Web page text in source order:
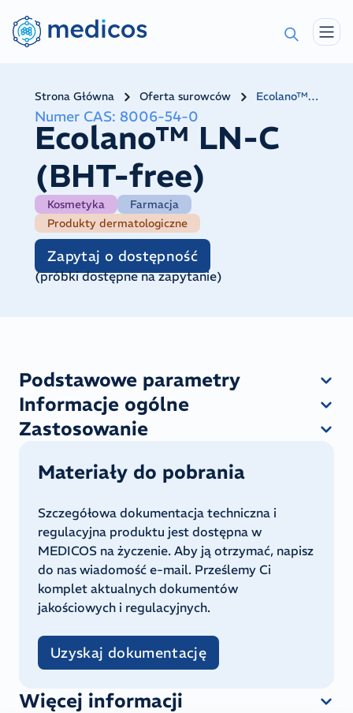
Strona Główna Oferta surowców Ecolano™ LN-C (BHT-free)
Numer CAS: 8006-54-0
Ecolano™ LN-C
(BHT-free)
Kosmetyka
Farmacja
Produkty dermatologiczne
Zapytaj o dostępność
(próbki dostępne na zapytanie)
Podstawowe parametry
Informacje ogólne
Zastosowanie
Materiały do pobrania
Szczegółowa dokumentacja techniczna i
regulacyjna produktu jest dostępna w
MEDICOS na życzenie. Aby ją otrzymać, napisz
do nas wiadomość e-mail. Prześlemy Ci
komplet aktualnych dokumentów
jakościowych i regulacyjnych.
Uzyskaj dokumentację
Więcej informacji